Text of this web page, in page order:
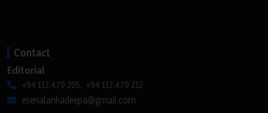
Contact
Editorial
+94 112 479 205, +94 112 479 212
esenalankadeepa@gmail.com